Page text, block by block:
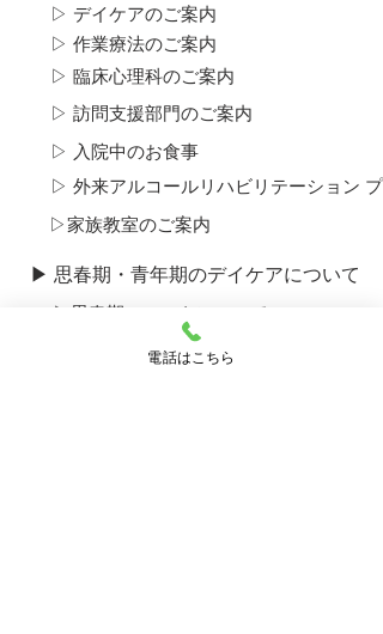
▷ デイケアのご案内
▷ 作業療法のご案内
▷ 臨床心理科のご案内
▷ 訪問支援部門のご案内
▷ 入院中のお食事
▷ 外来アルコール​リハビリテーション プ
▷​家族教室のご案内
▷​思春期ユニットについて
▶ 思春期・青年期のデイケアについて
▶ 産後うつ外来のご案内
電話はこちら